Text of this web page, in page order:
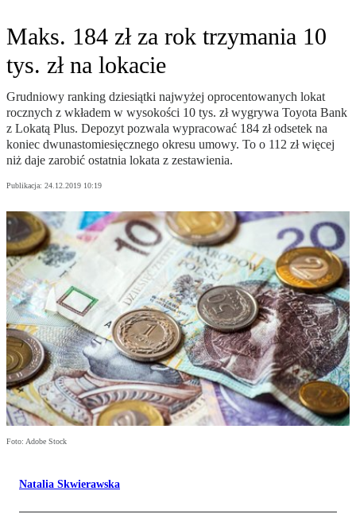
Maks. 184 zł za rok trzymania 10
tys. zł na lokacie
Grudniowy ranking dziesiątki najwyżej oprocentowanych lokat
rocznych z wkładem w wysokości 10 tys. zł wygrywa Toyota Bank
z Lokatą Plus. Depozyt pozwala wypracować 184 zł odsetek na
koniec dwunastomiesięcznego okresu umowy. To o 112 zł więcej
niż daje zarobić ostatnia lokata z zestawienia.
Publikacja: 24.12.2019 10:19
Foto: Adobe Stock
Natalia Skwierawska